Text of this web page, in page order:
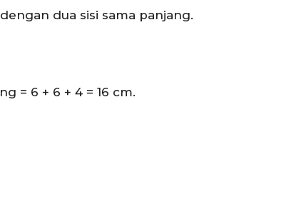
dua sisi sama panjang.
= 6 + 6 + 4 = 16 cm.